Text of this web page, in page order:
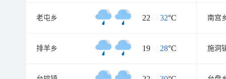
老屯乡 22 / 32°C 南宫
排羊乡 19 / 28°C 施洞